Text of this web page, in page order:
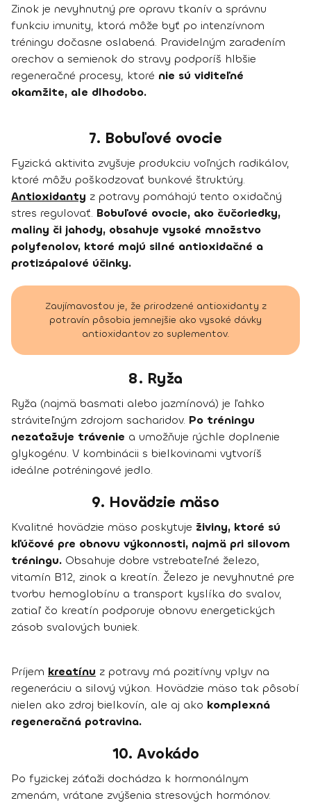
Zinok je nevyhnutný pre opravu tkanív a správnu
funkciu imunity, ktorá môže byť po intenzívnom
tréningu dočasne oslabená. Pravidelným zaradením
orechov a semienok do stravy podporíš hlbšie
regeneračné procesy, ktoré nie sú viditeľné
okamžite, ale dlhodobo.
7. Bobuľové ovocie
Fyzická aktivita zvyšuje produkciu voľných radikálov,
ktoré môžu poškodzovať bunkové štruktúry.
Antioxidanty z potravy pomáhajú tento oxidačný
stres regulovať. Bobuľové ovocie, ako čučoriedky,
maliny či jahody, obsahuje vysoké množstvo
polyfenolov, ktoré majú silné antioxidačné a
protizápalové účinky.
Zaujímavosťou je, že prirodzené antioxidanty z
potravín pôsobia jemnejšie ako vysoké dávky
antioxidantov zo suplementov.
8. Ryža
Ryža (najmä basmati alebo jazmínová) je ľahko
stráviteľným zdrojom sacharidov. Po tréningu
nezaťažuje trávenie a umožňuje rýchle doplnenie
glykogénu. V kombinácii s bielkovinami vytvoríš
ideálne potréningové jedlo.
9. Hovädzie mäso
Kvalitné hovädzie mäso poskytuje živiny, ktoré sú
kľúčové pre obnovu výkonnosti, najmä pri silovom
tréningu. Obsahuje dobre vstrebateľné železo,
vitamín B12, zinok a kreatín. Železo je nevyhnutné pre
tvorbu hemoglobínu a transport kyslíka do svalov,
zatiaľ čo kreatín podporuje obnovu energetických
zásob svalových buniek.
Príjem kreatínu z potravy má pozitívny vplyv na
regeneráciu a silový výkon. Hovädzie mäso tak pôsobí
nielen ako zdroj bielkovín, ale aj ako komplexná
regeneračná potravina.
10. Avokádo
Po fyzickej záťaži dochádza k hormonálnym
zmenám, vrátane zvýšenia stresových hormónov.